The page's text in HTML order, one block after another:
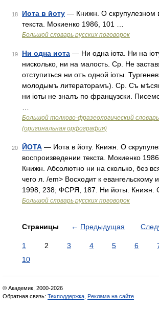
18 Иота в йоту — Книжн. О скрупулезном
текста. Мокиенко 1986, 101 …
Большой словарь русских поговорок
19 Ни одна иота — Ни одна іота. Ни на
нисколько, ни на малость. Ср. Не
отступиться ни отъ одной іоты.
молодымъ литераторамъ). Ср. Съ
ни іоты не зналъ по французски.
Большой толково-фразеологический
(оригинальная орфография)
20 ЙОТА — Иота в йоту. Книжн. О
воспроизведении текста. Мокиенко
Книжн. Абсолютно ни на сколько, без
чего л. /em> Восходит к
1998, 238; ФСРЯ, 187. Ни йоты. Книжн.
Большой словарь русских поговорок
Страницы ← Предыдущая
1 2 3 4 5 6
10
© Академик, 2000-2026
Обратная связь: Техподдержка Реклама на сайте